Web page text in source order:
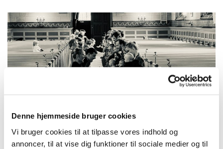
Denne hjemmeside bruger cookies
Vi bruger cookies til at tilpasse vores indhold og
annoncer, til at vise dig funktioner til sociale medier og til